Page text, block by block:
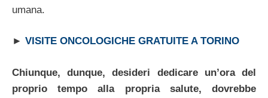
umana.
► VISITE ONCOLOGICHE GRATUITE A TORINO
Chiunque, dunque, desideri dedicare un’ora del
proprio tempo alla propria salute, dovrebbe